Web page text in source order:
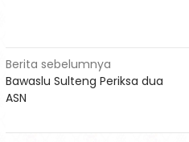
Navigasi
pos
Berita sebelumnya
Bawaslu Sulteng Periksa dua
ASN